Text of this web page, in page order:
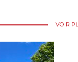
VOIR